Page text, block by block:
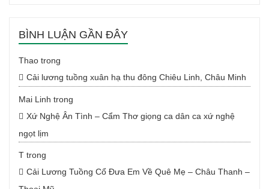
BÌNH LUẬN GẦN ĐÂY
Thao trong
Cải lương tuồng xuân hạ thu đông Chiêu Linh, Châu Minh
Mai Linh trong
Xứ Nghệ Ân Tình – Cẩm Thơ giọng ca dân ca xứ nghệ
ngọt lịm
T trong
Cải Lương Tuồng Cổ Đưa Em Về Quê Mẹ – Châu Thanh –